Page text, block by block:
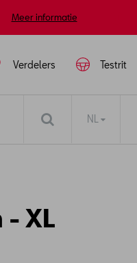
Meer informatie
Testrit
Verdelers
NL
XL